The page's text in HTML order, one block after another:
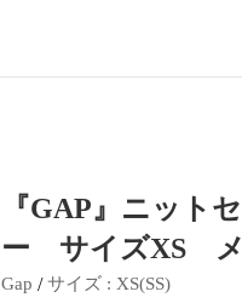
『GAP』ニット
ー サイズXS
Gap / サイズ : XS(SS)